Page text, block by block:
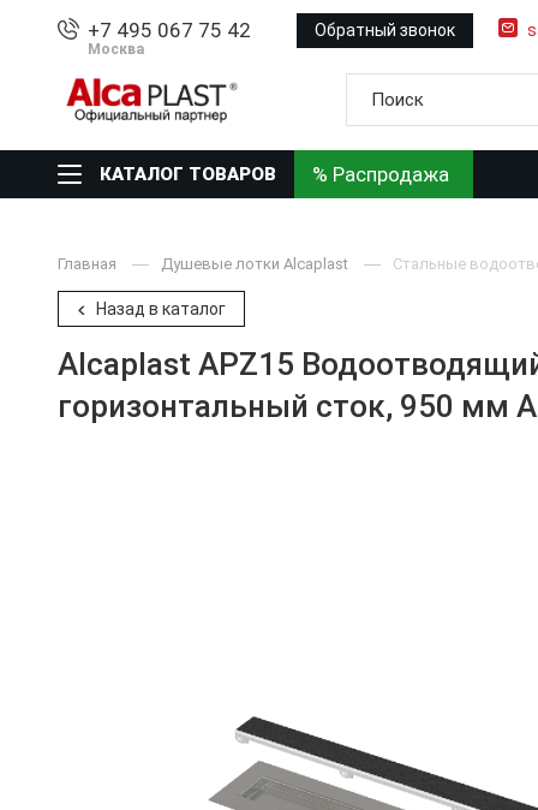
+7 495 067 75 42
Москва
Обратный звонок
КАТАЛОГ ТОВАРОВ % Распродажа
Главная Душевые лотки Alcaplast Стальные
Назад в каталог
Alcaplast APZ15
горизонтальный сток, 950 мм